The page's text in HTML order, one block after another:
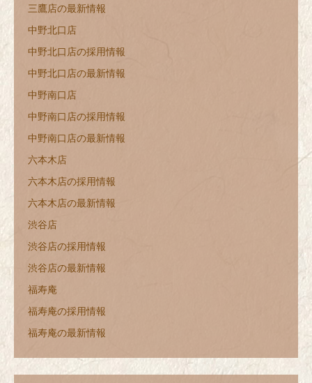
三鷹店の最新情報
中野北口店
中野北口店の採用情報
中野北口店の最新情報
中野南口店
中野南口店の採用情報
中野南口店の最新情報
六本木店
六本木店の採用情報
六本木店の最新情報
渋谷店
渋谷店の採用情報
渋谷店の最新情報
福寿庵
福寿庵の採用情報
福寿庵の最新情報